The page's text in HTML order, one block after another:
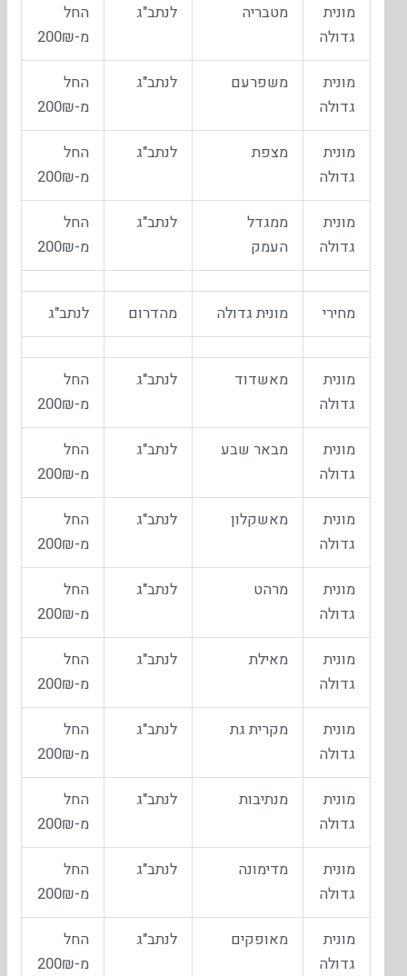
מונית
גדולה
מטבריה לנתב"ג
החל
מ-200₪
מונית
גדולה
משפרעם לנתב"ג
החל
מ-200₪
מונית
גדולה
מצפת לנתב"ג
החל
מ-200₪
מונית
גדולה
ממגדל
העמק
לנתב"ג
החל
מ-200₪
מחירי מונית גדולה מהדרום לנתב"ג
מונית
גדולה
מאשדוד לנתב"ג
החל
מ-200₪
מונית
גדולה
מבאר שבע לנתב"ג
החל
מ-200₪
מונית
גדולה
מאשקלון לנתב"ג
החל
מ-200₪
מונית
גדולה
מרהט לנתב"ג
החל
מ-200₪
מונית
גדולה
מאילת לנתב"ג
החל
מ-200₪
מונית
גדולה
מקרית גת לנתב"ג
החל
מ-200₪
מונית
גדולה
מנתיבות לנתב"ג
החל
מ-200₪
מונית
גדולה
מדימונה לנתב"ג
החל
מ-200₪
מונית
גדולה
מאופקים לנתב"ג
החל
מ-200₪